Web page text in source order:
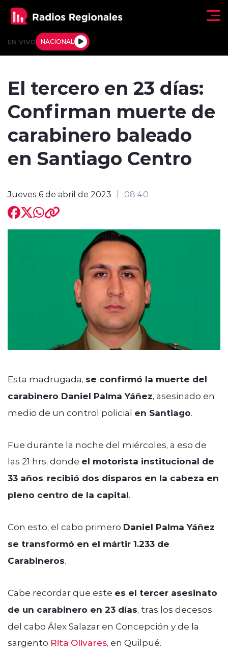
EN VIVO NACIONAL
Tendencias
Regiones al Aire
Entrevistas
modo claro
El tercero en 23 días:
Confirman muerte de
carabinero baleado
en Santiago Centro
Jueves 6 de abril de 2023 08:40
Esta madrugada, se confirmó la muerte del
carabinero Daniel Palma Yáñez, asesinado en
medio de un control policial en Santiago.
Fue durante la noche del miércoles, a eso de
las 21 hrs, donde el motorista institucional de
33 años, recibió dos disparos en la cabeza en
pleno centro de la capital.
Con esto, el cabo primero Daniel Palma Yáñez
se transformó en el mártir 1.233 de
Carabineros.
Cabe recordar que este es el tercer asesinato
de un carabinero en 23 días, tras los decesos
del cabo Álex Salazar en Concepción y de la
sargento Rita Olivares, en Quilpué.